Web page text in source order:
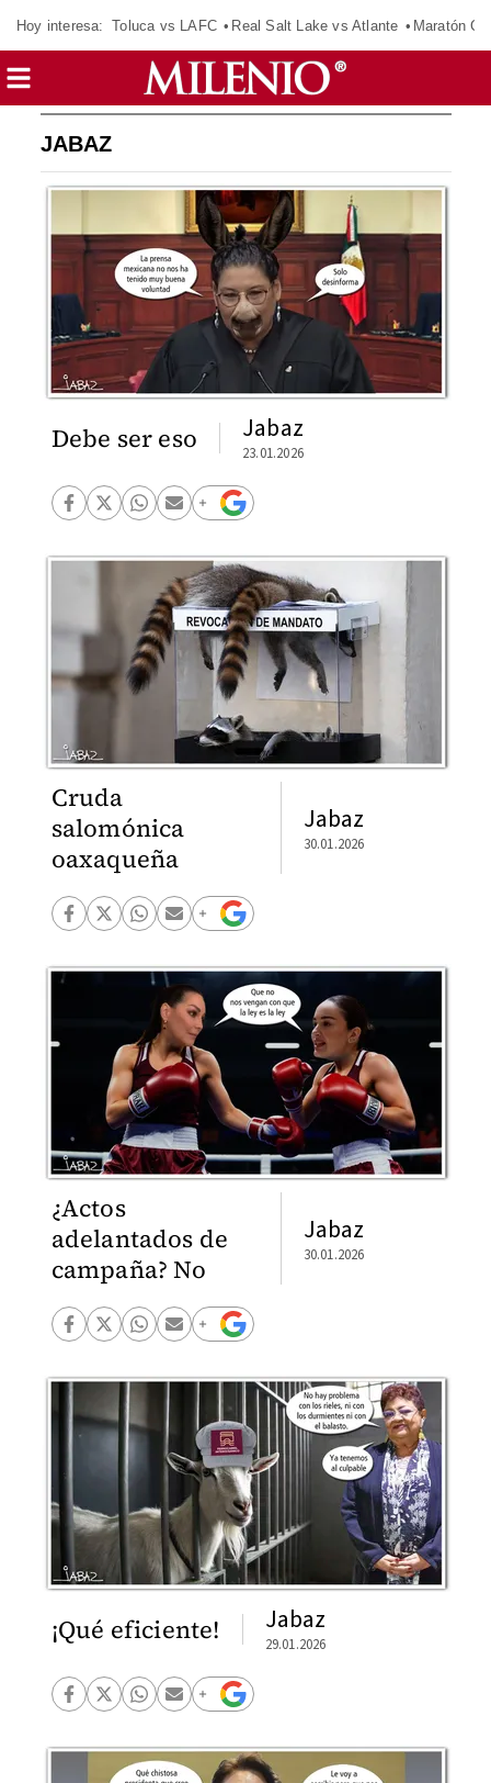
Hoy interesa: Toluca vs LAFC Real Salt Lake vs Atlante Maratón
JABAZ
Debe ser eso Jabaz
23.01.2026
Cruda
salomónica
oaxaqueña
Jabaz
30.01.2026
¿Actos
adelantados de
campaña? No
Jabaz
30.01.2026
¡Qué eficiente! Jabaz
29.01.2026